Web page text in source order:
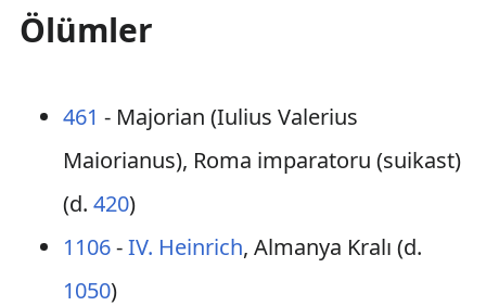
Ölümler
461 - Majorian (Iulius Valerius
Maiorianus), Roma imparatoru (suikast)
(d. 420)
1106-IV. Heinrich, Almanya Kralı (d.
1050)